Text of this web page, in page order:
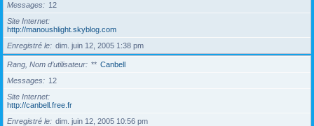
Messages
12
Site Internet
http://manoushlight.skyblog.com
Enregistré le
dim. juin 12, 2005 1:38 pm
Rang, Nom d’utilisateur ** Canbell
Messages
12
Site Internet
http://canbell.free.fr
Enregistré le
dim. juin 12, 2005 10:56 pm